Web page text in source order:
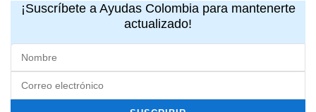
¡Suscríbete a Ayudas Colombia para mantenerte
actualizado!